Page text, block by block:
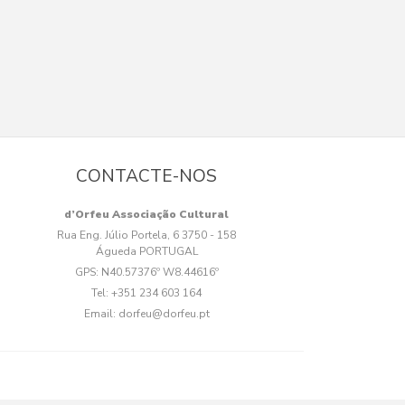
CONTACTE-NOS
d’Orfeu Associação Cultural
Rua Eng. Júlio Portela, 6 3750 - 158
Águeda PORTUGAL
GPS: N40.57376º W8.44616º
Tel:+351 234 603 164
Email: dorfeu@dorfeu.pt